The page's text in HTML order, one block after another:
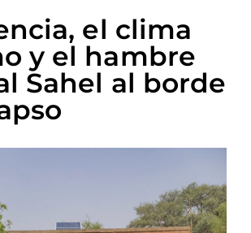
el clima
y el hambre
Sahel al borde